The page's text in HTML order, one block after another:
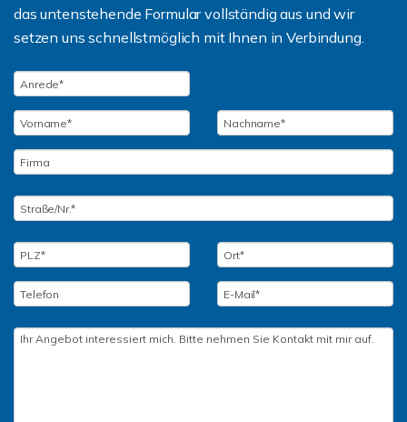
das untenstehende Formular vollständig aus und wir
setzen uns schnellstmöglich mit Ihnen in Verbindung.